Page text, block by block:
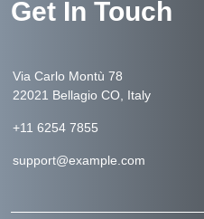
Get In Touch
Via Carlo Montù 78
22021 Bellagio CO, Italy
+11 6254 7855
support@example.com